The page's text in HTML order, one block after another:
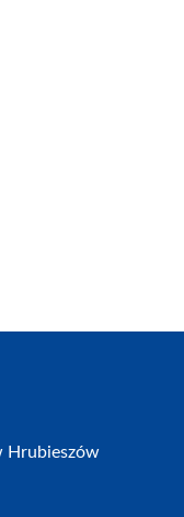
Hrubieszów